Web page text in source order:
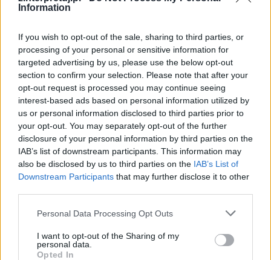
Information
If you wish to opt-out of the sale, sharing to third parties, or
processing of your personal or sensitive information for
targeted advertising by us, please use the below opt-out
section to confirm your selection. Please note that after your
opt-out request is processed you may continue seeing
interest-based ads based on personal information utilized by
us or personal information disclosed to third parties prior to
your opt-out. You may separately opt-out of the further
disclosure of your personal information by third parties on the
IAB’s list of downstream participants. This information may
also be disclosed by us to third parties on the IAB’s List of
Downstream Participants that may further disclose it to other
Personal Data Processing Opt Outs
I want to opt-out of the Sharing of my
personal data.
Opted In
Literatura różnych czasów, epok i narodów
pokazuje, że na świecie nie istnieje żadna wina,
żadne przestępstwo i żaden zły uczynek, które
pozostaną bez konsekwencji. Człowiek może
ujść złapania na gorącym uczynku, może nawet
uniknąć więzienia, lecz jego czyn będzie śledził
go dotąd, aż kara nie dokona się w taki czy inny
sposób. Nie musi to być zresztą kara w
popularnym tego słowa rozumieniu. Karą może
sumienia, samotność. Nie ma winy bez kary i
konsekwencje zawsze muszą zostać
wyciągnięte, nie tylko dlatego, by całe